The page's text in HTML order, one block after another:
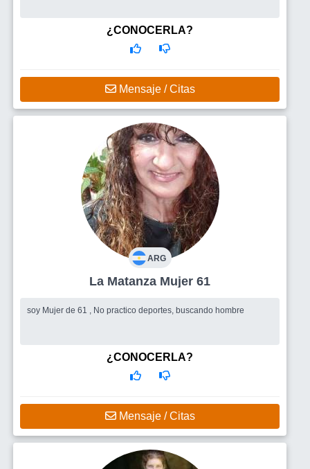
¿CONOCERLA?
Mensaje / Citas
ARG
La Matanza Mujer 61
soy Mujer de 61 , No practico deportes, buscando hombre
¿CONOCERLA?
Mensaje / Citas